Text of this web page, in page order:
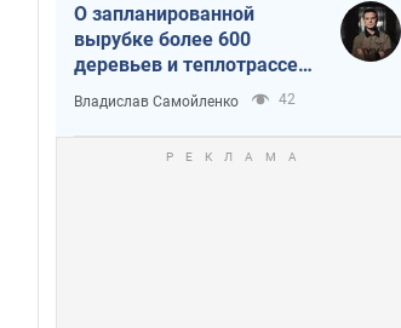
О запланированной
вырубке более 600
деревьев и теплотрассе:
что происходит на
Теремках в Киеве
Владислав Самойленко 42